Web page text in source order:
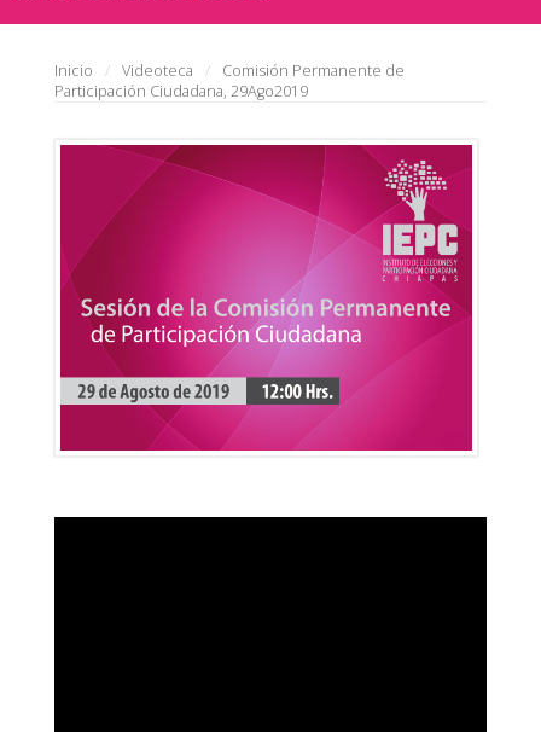
Inicio Videoteca
Comisión Permanente de
Participación Ciudadana, 29Ago2019